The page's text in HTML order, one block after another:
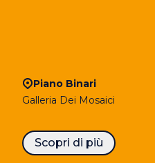
Piano Binari
Galleria Dei Mosaici
Scopri di più